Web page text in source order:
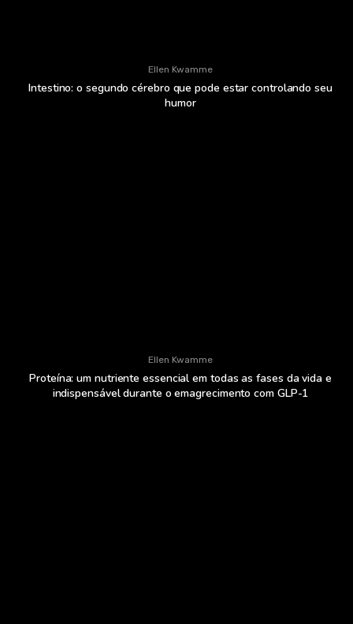
Ellen Kwamme
Intestino: o segundo cérebro que pode estar controlando seu
humor
Ellen Kwamme
Proteína: um nutriente essencial em todas as fases da vida e
indispensável durante o emagrecimento com GLP-1